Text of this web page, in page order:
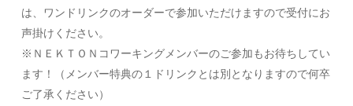
は、ワンドリンクのオーダーで参加いただけますので受付にお
声掛けください。
※ＮＥＫＴＯＮコワーキングメンバーのご参加もお待ちしてい
ます！（メンバー特典の１ドリンクとは別となりますので何卒
ご了承ください）